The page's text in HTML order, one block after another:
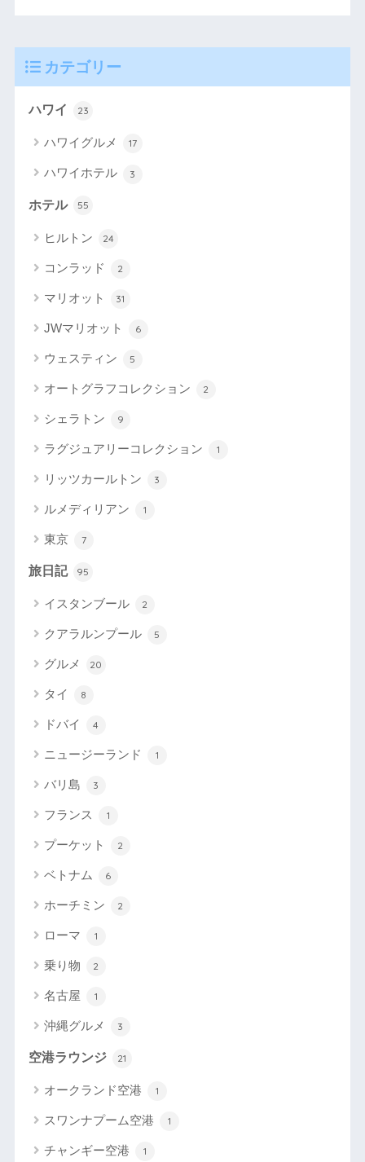
カテゴリー
ハワイ 23
ハワイグルメ 17
ハワイホテル 3
ホテル 55
ヒルトン 24
コンラッド 2
マリオット 31
JWマリオット 6
ウェスティン 5
オートグラフコレクション 2
シェラトン 9
ラグジュアリーコレクション 1
リッツカールトン 3
ルメディリアン 1
東京 7
旅日記 95
イスタンブール 2
クアラルンプール 5
グルメ 20
タイ 8
ドバイ 4
ニュージーランド 1
バリ島 3
フランス 1
プーケット 2
ベトナム 6
ホーチミン 2
ローマ 1
乗り物 2
名古屋 1
沖縄グルメ 3
空港ラウンジ 21
オークランド空港 1
スワンナプーム空港 1
チャンギー空港 1